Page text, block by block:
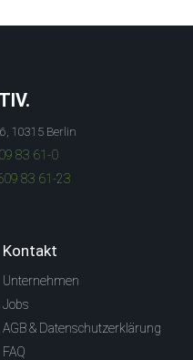
10315 Berlin
83 61-0
83 61-23
Kontakt
Unternehmen
Jobs
AGB & Datenschutzerklärung
FAQ